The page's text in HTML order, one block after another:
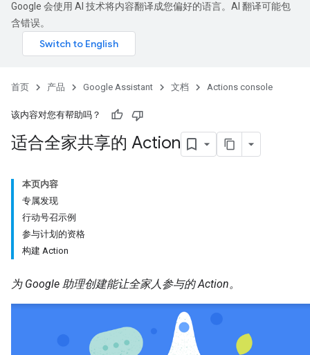
Google 会使用 AI 技术将内容翻译成您偏好的语言。AI 翻译可能包
含错误。
首页 产品 Google Assistant 文档 Actions console
该内容对您有帮助吗？
适合全家共享的 Action
本页内容
专属发现
行动号召示例
参与计划的资格
构建 Action
为 Google 助理创建能让全家人参与的 Action。